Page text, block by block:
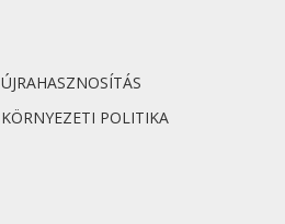
ÚJRAHASZNOSÍTÁS
KÖRNYEZETI POLITIKA